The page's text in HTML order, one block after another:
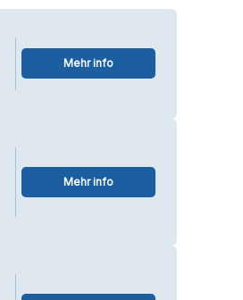
Mehr info
Mehr info